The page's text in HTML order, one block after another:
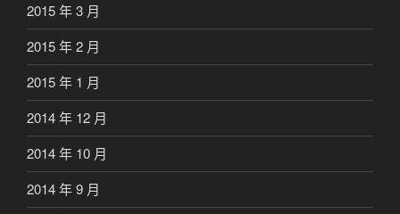
2015 年 3 月
2015 年 2 月
2015 年 1 月
2014 年 12 月
2014 年 10 月
2014 年 9 月